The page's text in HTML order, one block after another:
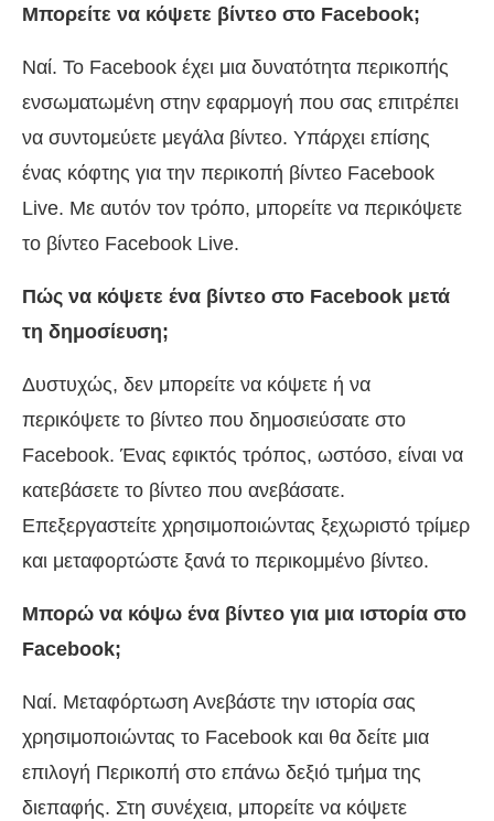
Μπορείτε να κόψετε βίντεο στο Facebook;
Ναί. Το Facebook έχει μια δυνατότητα περικοπής
ενσωματωμένη στην εφαρμογή που σας επιτρέπει
να συντομεύετε μεγάλα βίντεο. Υπάρχει επίσης
ένας κόφτης για την περικοπή βίντεο Facebook
Live. Με αυτόν τον τρόπο, μπορείτε να περικόψετε
το βίντεο Facebook Live.
Πώς να κόψετε ένα βίντεο στο Facebook μετά
τη δημοσίευση;
Δυστυχώς, δεν μπορείτε να κόψετε ή να
περικόψετε το βίντεο που δημοσιεύσατε στο
Facebook. Ένας εφικτός τρόπος, ωστόσο, είναι να
κατεβάσετε το βίντεο που ανεβάσατε.
Επεξεργαστείτε χρησιμοποιώντας ξεχωριστό τρίμερ
και μεταφορτώστε ξανά το περικομμένο βίντεο.
Μπορώ να κόψω ένα βίντεο για μια ιστορία στο
Facebook;
Ναί. Μεταφόρτωση Ανεβάστε την ιστορία σας
χρησιμοποιώντας το Facebook και θα δείτε μια
επιλογή Περικοπή στο επάνω δεξιό τμήμα της
διεπαφής. Στη συνέχεια, μπορείτε να κόψετε